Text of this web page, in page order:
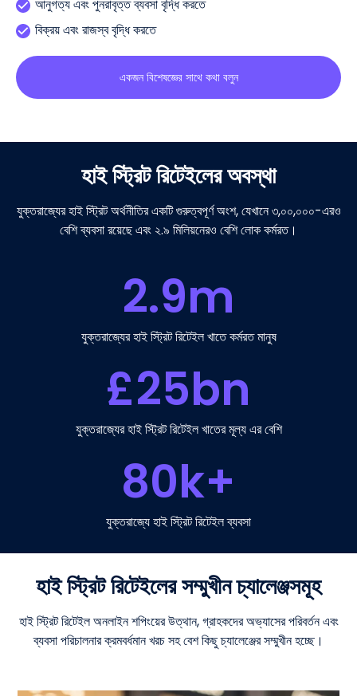
আনুগত্য এবং পুনরাবৃত্ত ব্যবসা বৃদ্ধি করতে
বিক্রয় এবং রাজস্ব বৃদ্ধি করতে
একজন বিশেষজ্ঞের সাথে কথা বলুন
হাই স্ট্রিট রিটেইলের অবস্থা
যুক্তরাজ্যের হাই স্ট্রিট অর্থনীতির একটি গুরুত্বপূর্ণ অংশ, যেখানে ৩,০০,০০০-এরও
বেশি ব্যবসা রয়েছে এবং ২.৯ মিলিয়নেরও বেশি লোক কর্মরত।
2.9m
যুক্তরাজ্যের হাই স্ট্রিট রিটেইল খাতে কর্মরত মানুষ
£25bn
যুক্তরাজ্যের হাই স্ট্রিট রিটেইল খাতের মূল্য এর বেশি
80k+
যুক্তরাজ্যে হাই স্ট্রিট রিটেইল ব্যবসা
হাই স্ট্রিট রিটেইলের সম্মুখীন চ্যালেঞ্জসমূহ
হাই স্ট্রিট রিটেইল অনলাইন শপিংয়ের উত্থান, গ্রাহকদের অভ্যাসের পরিবর্তন এবং
ব্যবসা পরিচালনার ক্রমবর্ধমান খরচ সহ বেশ কিছু চ্যালেঞ্জের সম্মুখীন হচ্ছে।